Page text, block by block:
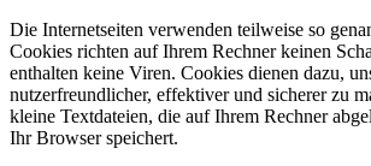
Die Internetseiten verwenden teilweise so
Cookies richten auf Ihrem Rechner keinen
enthalten keine Viren. Cookies dienen dazu,
nutzerfreundlicher, effektiver und sicherer zu
kleine Textdateien, die auf Ihrem Rechner
Ihr Browser speichert.